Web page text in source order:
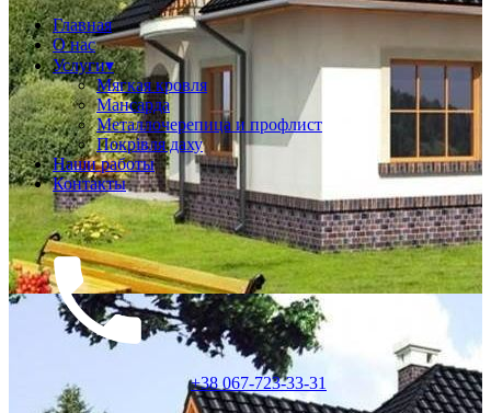
Главная
О нас
Услуги▾
Мягкая кровля
Мансарда
Металлочерепица и профлист
Покрiвля даху
Наши работы
Контакты
+38 067-723-33-31